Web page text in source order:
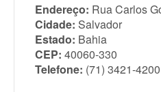
Endereço: Rua Carlos
Cidade: Salvador
Estado: Bahia
CEP: 40060-330
Telefone: (71) 3421-4200